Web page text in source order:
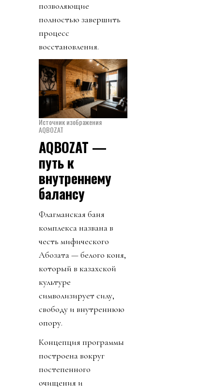
позволяющие
полностью завершить
процесс
восстановления.
Источник изображения
AQBOZAT
AQBOZAT —
путь к
внутреннему
балансу
Флагманская баня
комплекса названа в
честь мифического
Ақбозата — белого коня,
который в казахской
культуре
символизирует силу,
свободу и внутреннюю
опору.
Концепция программы
построена вокруг
постепенного
очищения и